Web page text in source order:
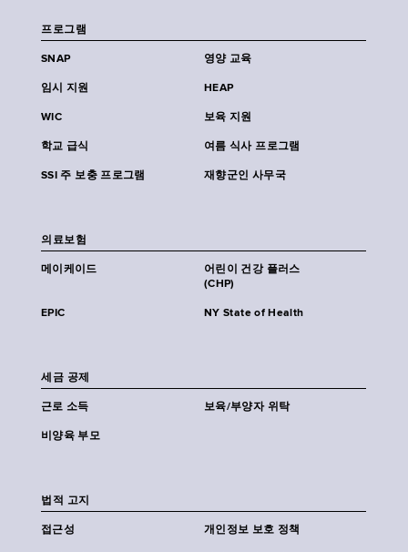
프로그램
SNAP 영양 교육
임시 지원 HEAP
WIC 보육 지원
학교 급식 여름 식사 프로그램
SSI 주 보충 프로그램 재향군인 사무국
의료보험
메이케이드
어린이 건강 플러스
(CHP)
EPIC NY State of Health
세금 공제
근로 소득 보육/부양자 위탁
비양육 부모
법적 고지
접근성 개인정보 보호 정책